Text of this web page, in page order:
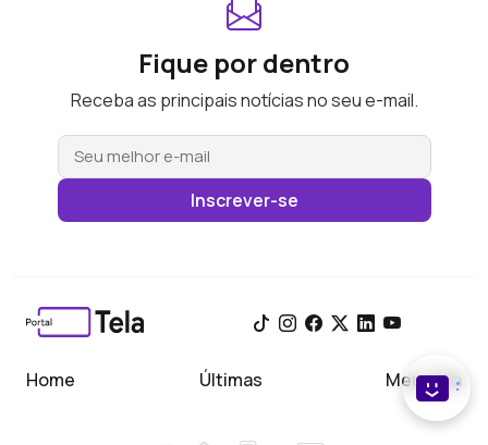
Fique por dentro
Receba as principais notícias no seu e-mail.
Inscrever-se
Home Últimas Meu Tela